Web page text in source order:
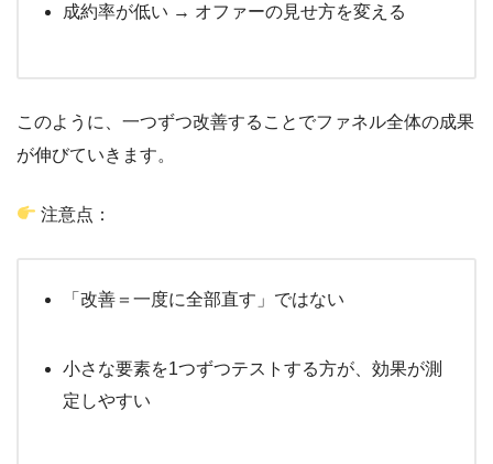
成約率が低い → オファーの見せ方を変える
このように、一つずつ改善することでファネル全体の成果
が伸びていきます。
注意点：
「改善＝一度に全部直す」ではない
小さな要素を1つずつテストする方が、効果が測
定しやすい